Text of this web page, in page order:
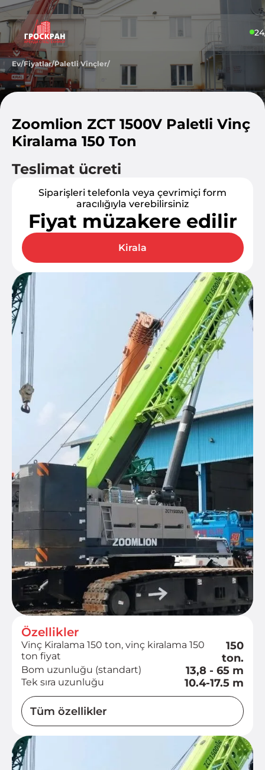
Ev/Fiyatlar/Paletli Vinçler/
Zoomlion ZCT 1500V Paletli Vinç
Kiralama 150 Ton
Teslimat ücreti
Siparişleri telefonla veya çevrimiçi form
aracılığıyla verebilirsiniz
Fiyat müzakere edilir
Kirala
Özellikler
Vinç Kiralama 150 ton, vinç kiralama 150
ton fiyat
150
ton.
Bom uzunluğu (standart) 13,8 - 65 m
Tek sıra uzunluğu 10.4-17.5 m
Tüm özellikler